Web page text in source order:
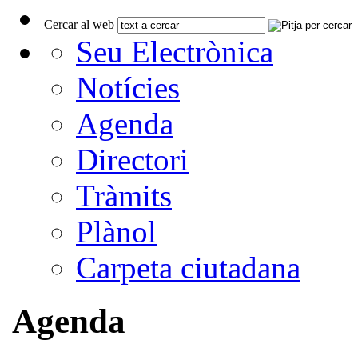
Cercar al web
Seu Electrònica
Notícies
Agenda
Directori
Tràmits
Plànol
Carpeta ciutadana
Agenda